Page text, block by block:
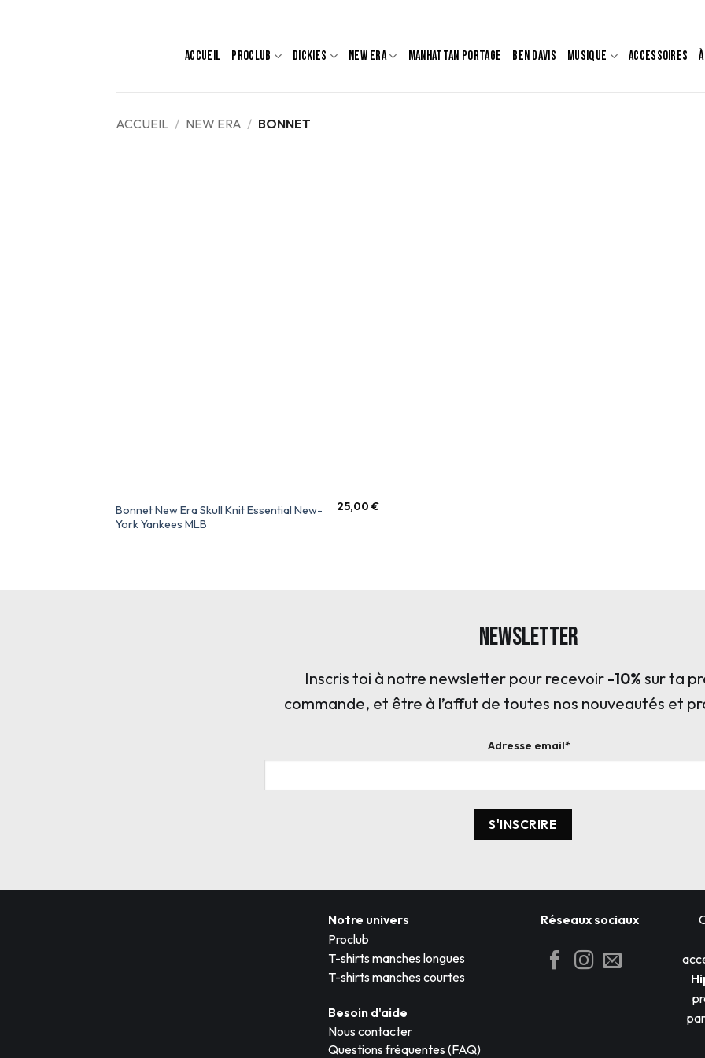
ACCUEIL PROCLUB DICKIES NEW ERA MANHATTAN PORTAGE BEN DAVIS MUSIQUE ACCESSOIRES
ACCUEIL / NEW ERA / BONNET
Bonnet New Era Skull Knit Essential New-
York Yankees MLB
25,00€
Newsletter
Inscris toi à notre newsletter pour recevoir -10% sur ta
commande, et être à l’affut de toutes nos nouveautés et
Adresse email*
Notre univers
Proclub
T-shirts manches longues
T-shirts manches courtes
Besoin d'aide
Nous contacter
Questions fréquentes (FAQ)
Réseaux sociaux